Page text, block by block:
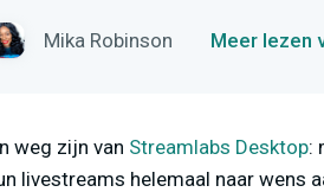
Mika Robinson Meer lezen
weg zijn van Streamlabs Desktop:
livestreams helemaal naar wens